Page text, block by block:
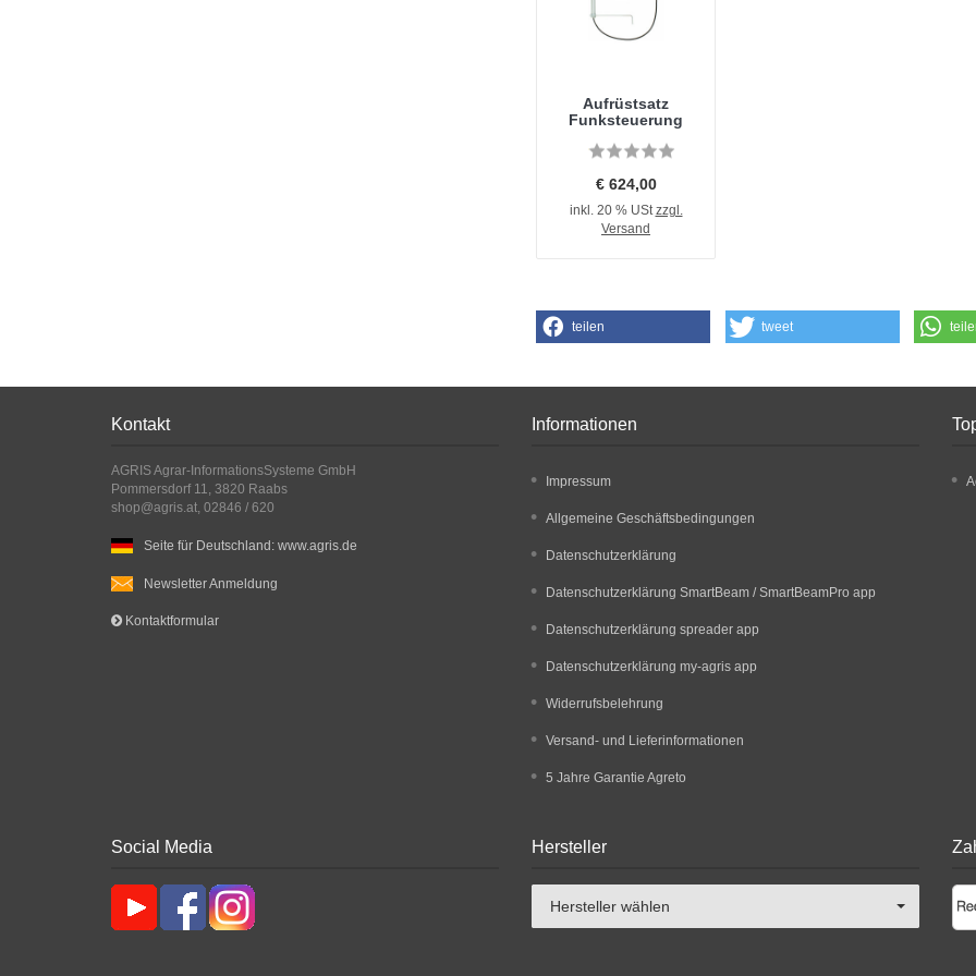
Aufrüstsatz
Funksteuerung
€ 624,00
inkl. 20 % UStzzgl.
Versand
teilen tweet
Kontakt
AGRIS Agrar-InformationsSysteme GmbH
Pommersdorf 11, 3820 Raabs
shop@agris.at, 02846 / 620
Seite für Deutschland: www.agris.de
Newsletter Anmeldung
Kontaktformular
Informationen
Impressum
Allgemeine Geschäftsbedingungen
Datenschutzerklärung
Datenschutzerklärung SmartBeam / SmartBeamPro app
Datenschutzerklärung spreader app
Datenschutzerklärung my-agris app
Widerrufsbelehrung
Versand- und Lieferinformationen
5 Jahre Garantie Agreto
Social Media Hersteller
Hersteller wählen